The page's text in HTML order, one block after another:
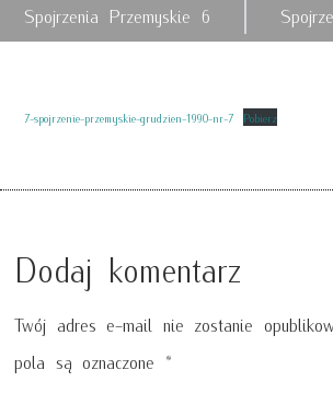
Spojrzenia Przemyskie 6
7-spojrzenie-przemyskie-grudzien-1990-nr-7 Pobierz
Dodaj komentarz
Twój adres e-mail nie zostanie
pola są oznaczone *